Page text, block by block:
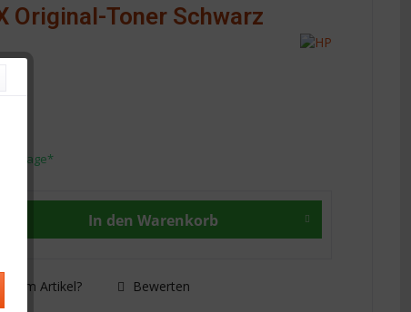
Original-Toner Schwarz
3 Tage*
In den Warenkorb
zum Artikel? Bewerten